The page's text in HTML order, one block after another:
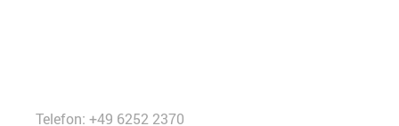
Telefon: +49 6252 2370